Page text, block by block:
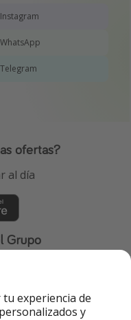
Instagram
WhatsApp
Telegram
ofertas?
al día
Grupo
experiencia de
y